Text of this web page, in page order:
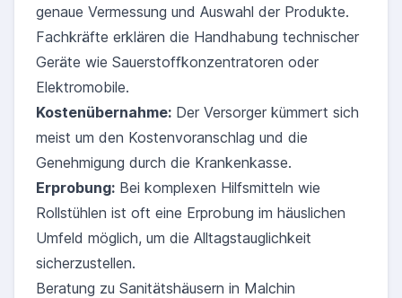
genaue Vermessung und Auswahl der Produkte.
Fachkräfte erklären die Handhabung technischer
Geräte wie Sauerstoffkonzentratoren oder
Elektromobile.
Kostenübernahme: Der Versorger kümmert sich
meist um den Kostenvoranschlag und die
Genehmigung durch die Krankenkasse.
Erprobung: Bei komplexen Hilfsmitteln wie
Rollstühlen ist oft eine Erprobung im häuslichen
Umfeld möglich, um die Alltagstauglichkeit
sicherzustellen.
Beratung zu Sanitätshäusern in Malchin